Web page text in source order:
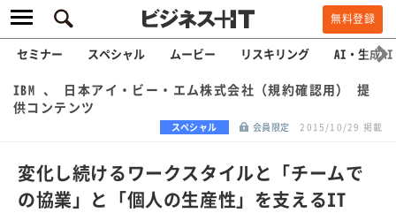
無料登録
セミナー スペシャル ムービー リスキリング AI・生成AI
IBM 、 日本アイ・ビー・エム株式会社（規約確認用） 提
供コンテンツ
スペシャル 会員限定 2015/10/29 掲載
変化し続けるワークスタイルと「チームで
の協業」と「個人の生産性」を支えるIT